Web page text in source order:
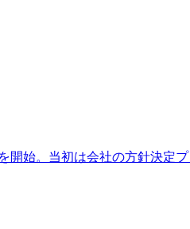
始。当初は会社の方針決定